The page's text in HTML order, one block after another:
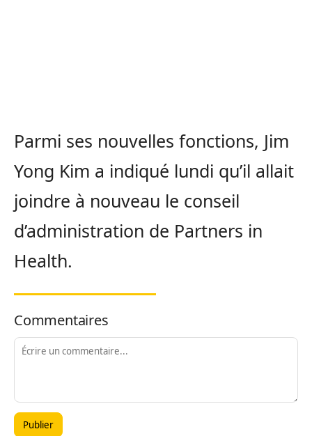
Parmi ses nouvelles fonctions, Jim
Yong Kim a indiqué lundi qu’il allait
joindre à nouveau le conseil
d’administration de Partners in
Health.
Commentaires
Publier